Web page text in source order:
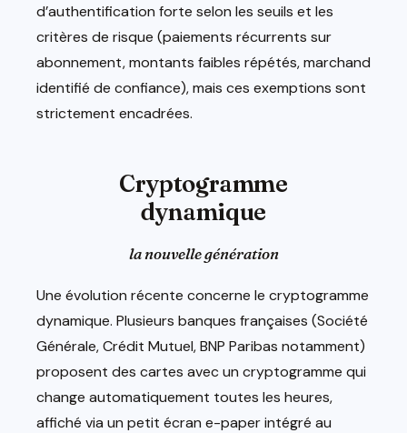
d’authentification forte selon les seuils et les
critères de risque (paiements récurrents sur
abonnement, montants faibles répétés, marchand
identifié de confiance), mais ces exemptions sont
strictement encadrées.
Cryptogramme
dynamique
la nouvelle génération
Une évolution récente concerne le cryptogramme
dynamique. Plusieurs banques françaises (Société
Générale, Crédit Mutuel, BNP Paribas notamment)
proposent des cartes avec un cryptogramme qui
change automatiquement toutes les heures,
affiché via un petit écran e-paper intégré au